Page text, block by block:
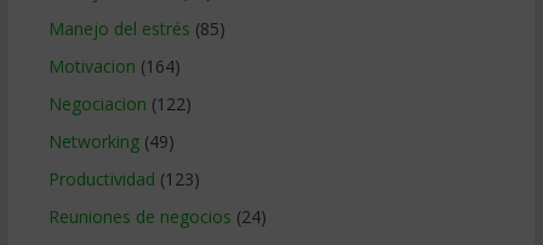
Manejo del estrés (85)
Motivacion (164)
Negociacion (122)
Networking(49)
Productividad (123)
Reuniones de negocios (24)